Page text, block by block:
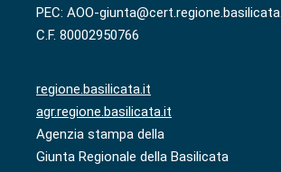
PEC: AOO-
C.F. 80002950766
regione.basilicata.it
agr.regione.basilicata.it
Agenzia stampa della
Giunta Regionale della Basilicata